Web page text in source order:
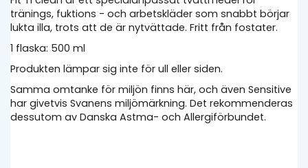
tränings, fuktions - och arbetskläder som snabbt börjar
lukta illa, trots att de är nytvättade. Fritt från fostater.
1 flaska: 500 ml
Produkten lämpar sig inte för ull eller siden.
Samma omtanke för miljön finns här, och även Sensitive
har givetvis Svanens miljömärkning. Det rekommenderas
dessutom av Danska Astma- och Allergiförbundet.